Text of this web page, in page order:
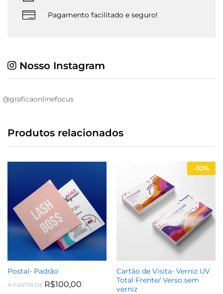
Pagamento facilitado e seguro!
Nosso Instagram
@graficaonlinefocus
Produtos relacionados
Postal- Padrão
A PARTIR DE R$100,00
-10%
Cartão de Visita- Verniz UV
Total Frente/ Verso sem
verniz